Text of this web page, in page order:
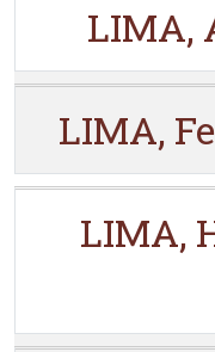
LIMA,
LIMA,
LIMA,